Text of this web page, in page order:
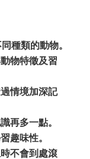
種類的動物。
物特徵及習
情境加深記
再多一點。
趣味性。
不會到處滾